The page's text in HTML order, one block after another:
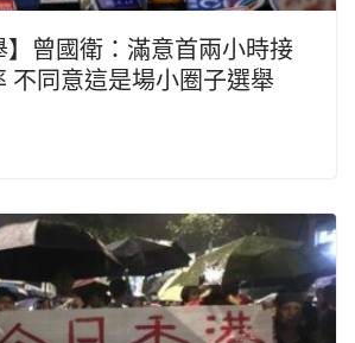
】曾國衛：滿意首兩小時接
不同意這是場小圈子選舉